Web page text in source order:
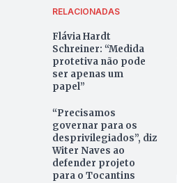
RELACIONADAS
Flávia Hardt
Schreiner: “Medida
protetiva não pode
ser apenas um
papel”
“Precisamos
governar para os
desprivilegiados”, diz
Witer Naves ao
defender projeto
para o Tocantins